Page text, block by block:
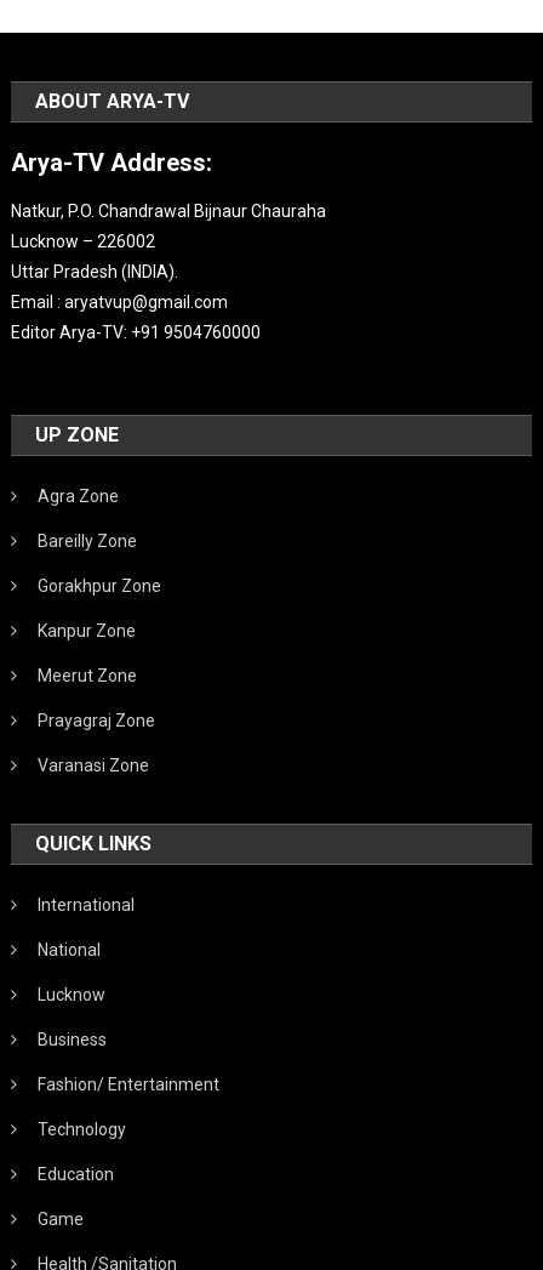
ABOUT ARYA-TV
Arya-TV Address:
Natkur, P.O. Chandrawal Bijnaur Chauraha
Lucknow – 226002
Uttar Pradesh (INDIA).
Email : aryatvup@gmail.com
Editor Arya-TV: +91 9504760000
UP ZONE
Agra Zone
Bareilly Zone
Gorakhpur Zone
Kanpur Zone
Meerut Zone
Prayagraj Zone
Varanasi Zone
QUICK LINKS
International
National
Lucknow
Business
Fashion/ Entertainment
Technology
Education
Game
Health /Sanitation